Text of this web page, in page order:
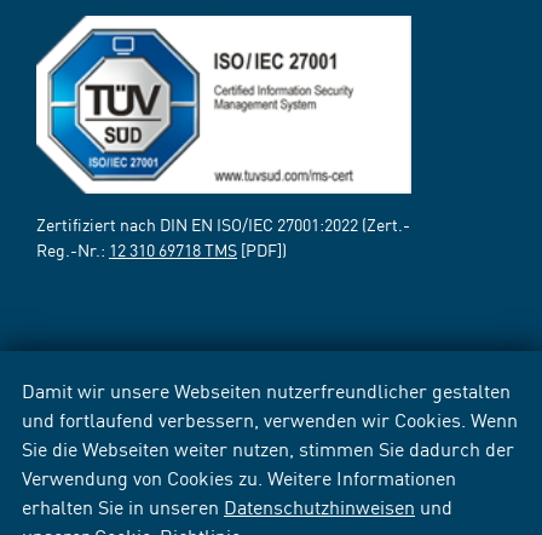
Damit wir unsere Webseiten nutzerfreundlicher gestalten
und fortlaufend verbessern, verwenden wir Cookies. Wenn
Sie die Webseiten weiter nutzen, stimmen Sie dadurch der
Verwendung von Cookies zu. Weitere Informationen
erhalten Sie in unseren Datenschutzhinweisen und
Zertifiziert nach DIN EN ISO/IEC 27001:2022 (Zert.-
Reg.-Nr.: 12 310 69718 TMS [PDF])